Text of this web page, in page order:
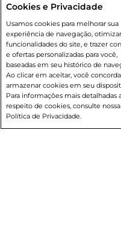
Rio de Janeiro (RJ)
Caso queira comprar
suas compras:
Entrega em casa
prévio. O valor mínimo
80,00.
© 2026
Cookies e Privacidade
Usamos cookies para melhorar sua
experiência de navegação,
funcionalidades do site, e trazer
e ofertas personalizadas para você,
baseadas em seu histórico de
Ao clicar em aceitar, você
armazenar cookies em seu
Para informações mais detalhadas
respeito de cookies, consulte nossa
Política de Privacidade.